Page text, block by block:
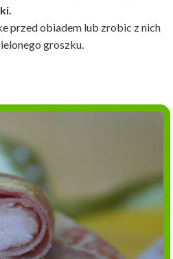
przed obiadem lub zrobic z nich
groszku.